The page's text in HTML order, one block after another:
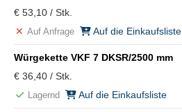
€ 53,10 / Stk.
Auf Anfrage Auf die Einkaufsliste
Würgekette VKF 7 DKSR/2500 mm
€ 36,40 / Stk.
Lagernd Auf die Einkaufsliste